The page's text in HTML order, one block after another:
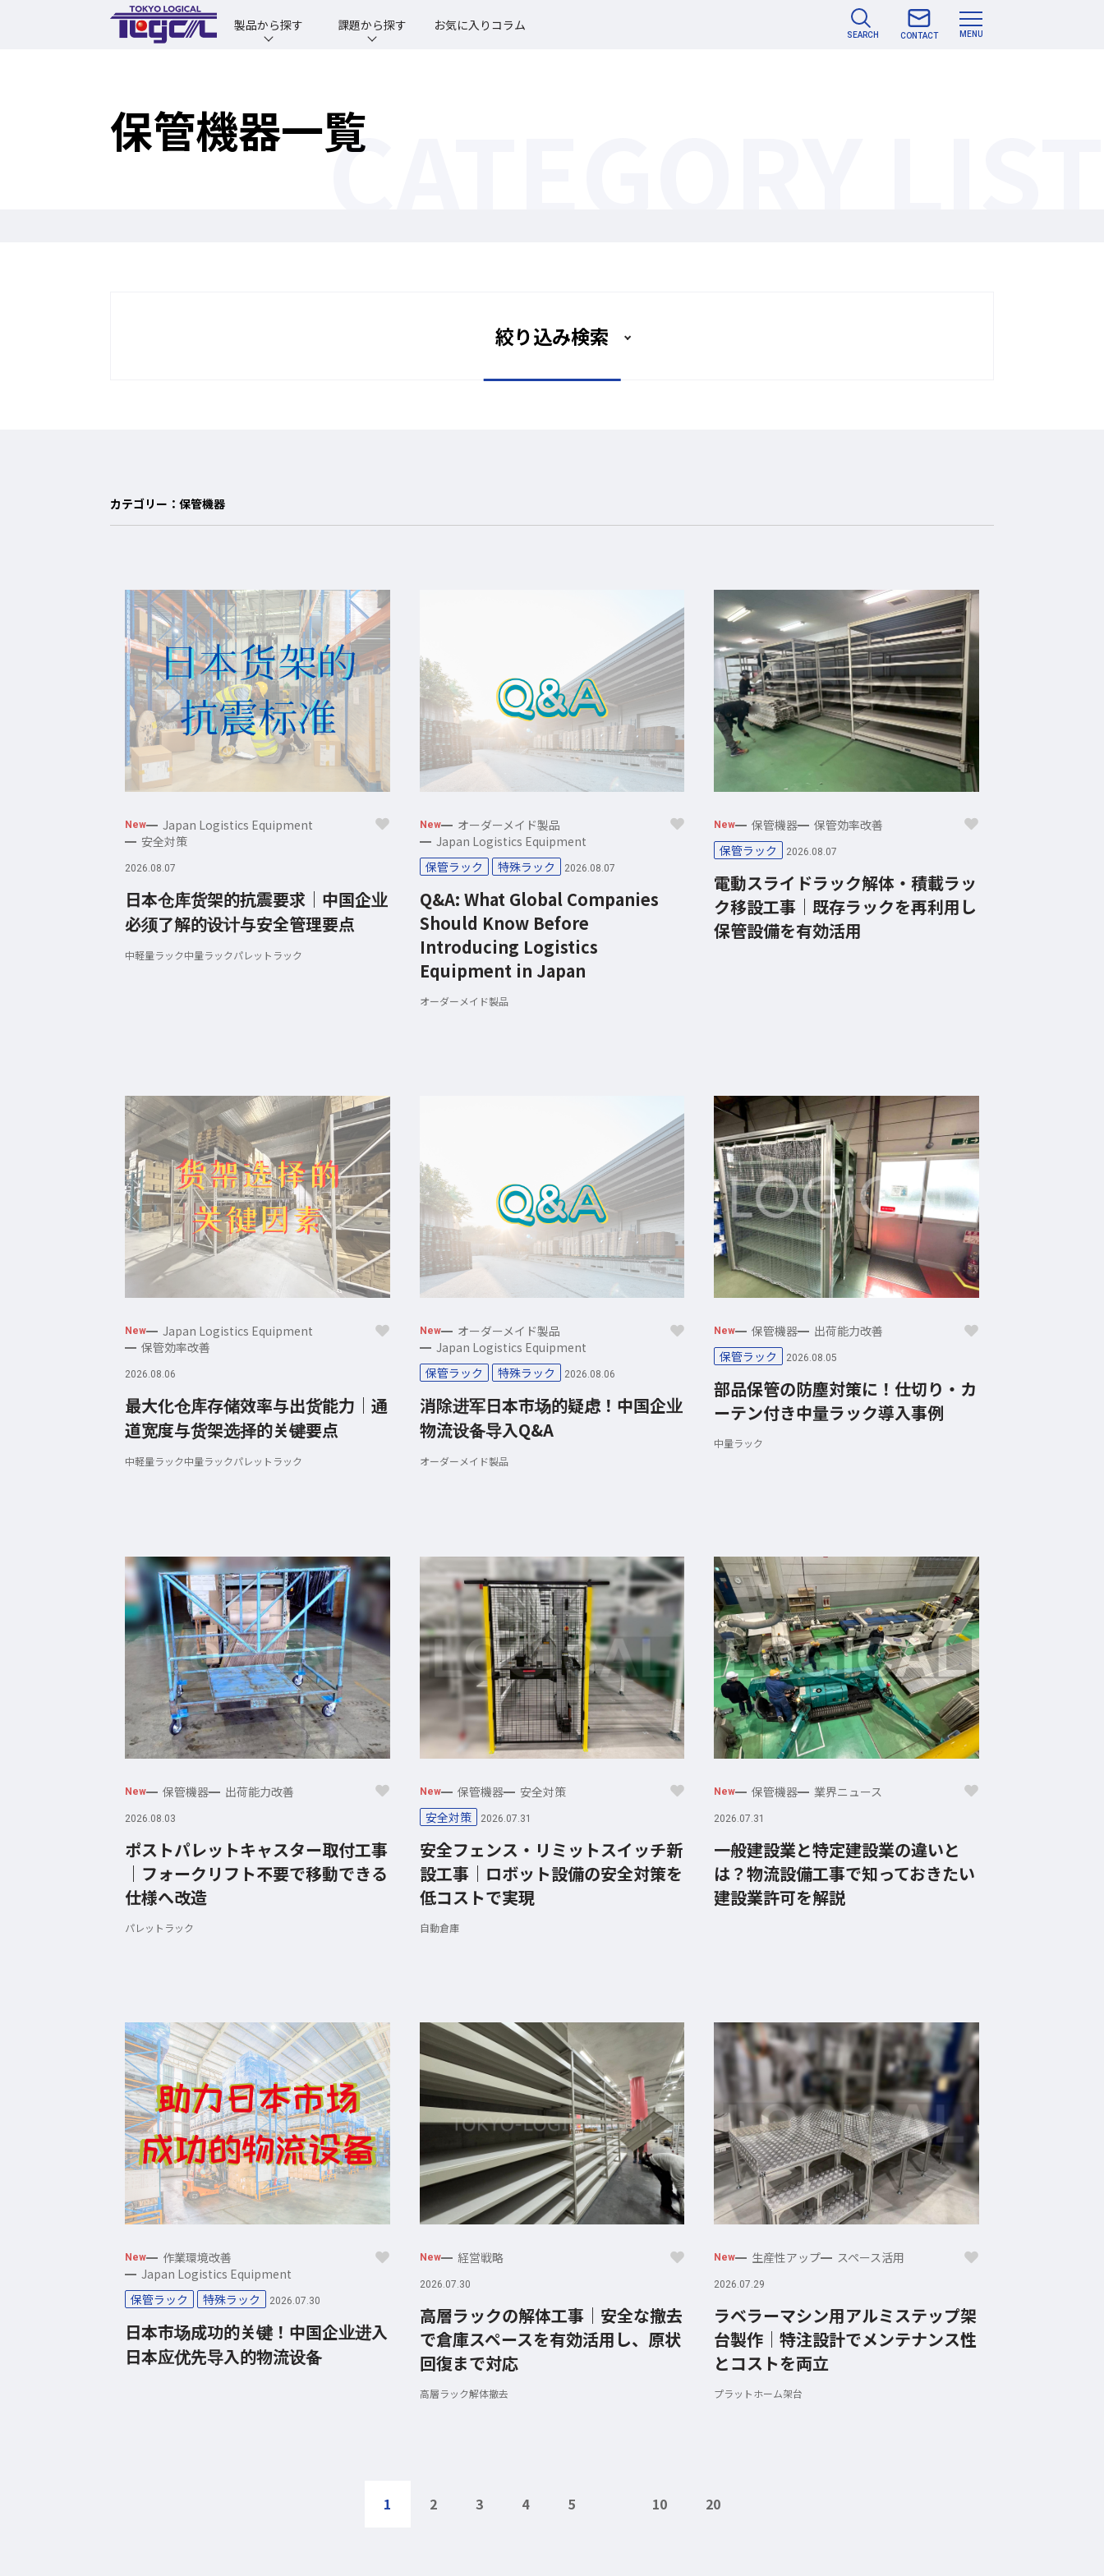
製品から探す 課題から探す お気に入りコラム
SEARCH CONTACT MENU
保管機器一覧CATEGORY
絞り込み検索
カテゴリー：保管機器
New
Japan Logistics Equipment
安全対策
2026.08.07
日本仓库货架的抗震要求｜中国企业
必须了解的设计与安全管理要点
中軽量ラック中量ラックパレットラック
New
オーダーメイド製品
Japan Logistics Equipment
保管ラック
特殊ラック 2026.08.07
Q&A: What Global Companies
Should Know Before
Introducing Logistics
Equipment in Japan
オーダーメイド製品
New 保管機器
保管効率改善
保管ラック
2026.08.07
電動スライドラック解体・積載ラッ
ク移設工事｜既存ラックを再利用し
保管設備を有効活用
New
Japan Logistics Equipment
保管効率改善
2026.08.06
最大化仓库存储效率与出货能力｜通
道宽度与货架选择的关键要点
中軽量ラック中量ラックパレットラック
New
オーダーメイド製品
Japan Logistics Equipment
保管ラック
特殊ラック 2026.08.06
消除进军日本市场的疑虑！中国企业
物流设备导入Q&A
オーダーメイド製品
New 保管機器
出荷能力改善
保管ラック
2026.08.05
部品保管の防塵対策に！仕切り・カ
ーテン付き中量ラック導入事例
中量ラック
New 保管機器 出荷能力改善
2026.08.03
ポストパレットキャスター取付工事
｜フォークリフト不要で移動できる
仕様へ改造
パレットラック
New 保管機器
安全対策
安全対策
2026.07.31
安全フェンス・リミットスイッチ新
設工事｜ロボット設備の安全対策を
低コストで実現
自動倉庫
New 保管機器 業界ニュース
2026.07.31
一般建設業と特定建設業の違いと
は？物流設備工事で知っておきたい
建設業許可を解説
New
作業環境改善
Japan Logistics Equipment
保管ラック
特殊ラック 2026.07.30
日本市场成功的关键！中国企业进入
日本应优先导入的物流设备
New 経営戦略
2026.07.30
高層ラックの解体工事｜安全な撤去
で倉庫スペースを有効活用し、原状
回復まで対応
高層ラック解体撤去
New 生産性アップ スペース活用
2026.07.29
ラベラーマシン用アルミステップ架
台製作｜特注設計でメンテナンス性
とコストを両立
プラットホーム架台
1 2 3 4 5 10 20